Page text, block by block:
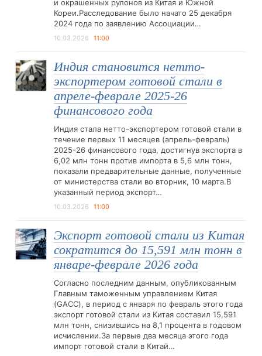
и окрашенных рулонов из Китая и Южной
Кореи.Расследование было начато 25 декабря
2024 года по заявлению Ассоциации…
10.03.2026 11:00
Индия становится нетто-
экспортером готовой стали в
апреле-феврале 2025-26
финансового года
Индия стала нетто-экспортером готовой стали в
течение первых 11 месяцев (апрель-февраль)
2025-26 финансового года, достигнув экспорта в
6,02 млн тонн против импорта в 5,6 млн тонн,
показали предварительные данные, полученные
от министерства стали во вторник, 10 марта.В
указанный период экспорт…
10.03.2026 11:00
Экспорт готовой стали из Китая
сократится до 15,591 млн тонн в
январе-феврале 2026 года
Согласно последним данным, опубликованным
Главным таможенным управлением Китая
(GACC), в период с января по февраль этого года
экспорт готовой стали из Китая составил 15,591
млн тонн, снизившись на 8,1 процента в годовом
исчислении.За первые два месяца этого года
импорт готовой стали в Китай…